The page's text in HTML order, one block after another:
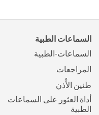
السماعات الطبية
السماعات-الطبية
المراجعات
طنين الأُذن
أداة العثور على السماعات
الطبية